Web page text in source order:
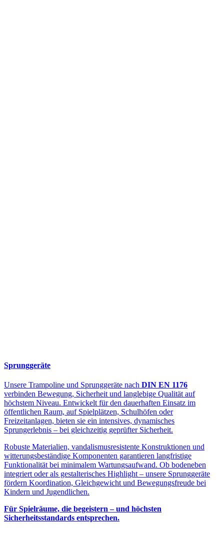
Sprunggeräte
Unsere Trampoline und Sprunggeräte nach DIN EN 1176
verbinden Bewegung, Sicherheit und langlebige Qualität auf
höchstem Niveau. Entwickelt für den dauerhaften Einsatz im
öffentlichen Raum, auf Spielplätzen, Schulhöfen oder
Freizeitanlagen, bieten sie ein intensives, dynamisches
Sprungerlebnis – bei gleichzeitig geprüfter Sicherheit.
Robuste Materialien, vandalismusresistente Konstruktionen und
witterungsbeständige Komponenten garantieren langfristige
Funktionalität bei minimalem Wartungsaufwand. Ob bodeneben
integriert oder als gestalterisches Highlight – unsere Sprunggeräte
fördern Koordination, Gleichgewicht und Bewegungsfreude bei
Kindern und Jugendlichen.
Für Spielräume, die begeistern – und höchsten
Sicherheitsstandards entsprechen.